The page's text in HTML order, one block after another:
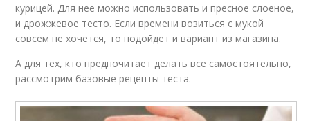
курицей. Для нее можно использовать и пресное слоеное,
и дрожжевое тесто. Если времени возиться с мукой
совсем не хочется, то подойдет и вариант из магазина.
А для тех, кто предпочитает делать все самостоятельно,
рассмотрим базовые рецепты теста.